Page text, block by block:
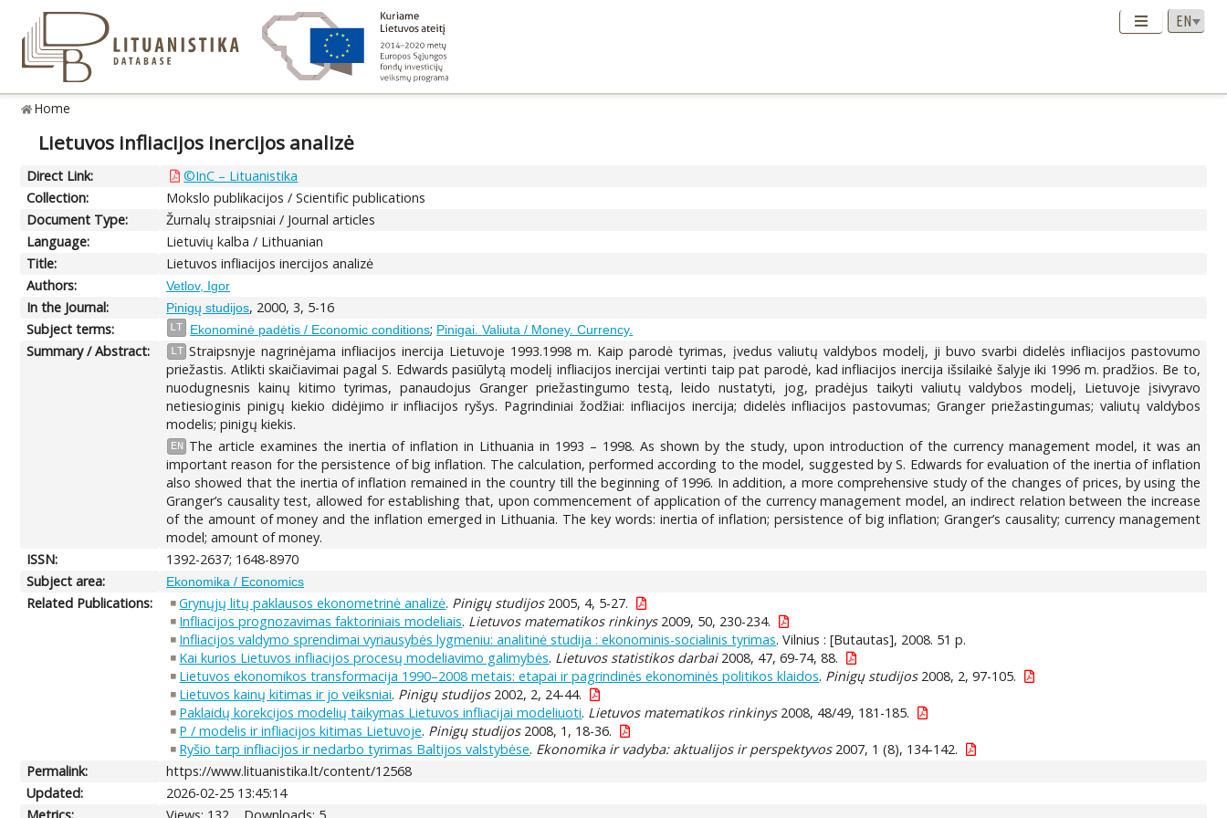
Home
Lietuvos infliacijos inercijos analizė
Direct Link:
©InC – Lituanistika
Collection:
Mokslo publikacijos / Scientific publications
Document Type:
Žurnalų straipsniai / Journal articles
Language:
Lietuvių kalba / Lithuanian
Title:
Lietuvos infliacijos inercijos analizė
Authors:
Vetlov, Igor
In the Journal: Pinigų studijos, 2000, 3, 5-16
Subject terms:
LT Ekonominė padėtis / Economic conditions; Pinigai. Valiuta / Money. Currency.
Summary / Abstract: LT Straipsnyje nagrinėjama infliacijos inercija Lietuvoje 1993.1998 m. Kaip parodė tyrimas, įvedus valiutų valdybos modelį, ji buvo svarbi didelės infliacijos pastovumo
priežastis. Atlikti skaičiavimai pagal S. Edwards pasiūlytą modelį infliacijos inercijai vertinti taip pat parodė, kad infliacijos inercija išsilaikė šalyje iki 1996 m. pradžios. Be to,
nuodugnesnis kainų kitimo tyrimas, panaudojus Granger priežastingumo testą, leido nustatyti, jog, pradėjus taikyti valiutų valdybos modelį, Lietuvoje įsivyravo
netiesioginis pinigų kiekio didėjimo ir infliacijos ryšys. Pagrindiniai žodžiai: infliacijos inercija; didelės infliacijos pastovumas; Granger priežastingumas; valiutų valdybos
modelis; pinigų kiekis.
EN
The article examines the inertia of inflation in Lithuania in 1993 – 1998. As shown by the study, upon introduction of the currency management model, it was an
important reason for the persistence of big inflation. The calculation, performed according to the model, suggested by S. Edwards for evaluation of the inertia of inflation
also showed that the inertia of inflation remained in the country till the beginning of 1996. In addition, a more comprehensive study of the changes of prices, by using the
Granger’s causality test, allowed for establishing that, upon commencement of application of the currency management model, an indirect relation between the increase
of the amount of money and the inflation emerged in Lithuania. The key words: inertia of inflation; persistence of big inflation; Granger’s causality; currency management
model; amount of money.
ISSN:
1392-2637; 1648-8970
Subject area:
Ekonomika / Economics
Related Publications: Grynųjų litų paklausos ekonometrinė analizė. Pinigų studijos2005, 4, 5-27.
Infliacijos prognozavimas faktoriniais modeliais. Lietuvos matematikos rinkinys2009, 50, 230-234.
Infliacijos valdymo sprendimai vyriausybės lygmeniu: analitinė studija : ekonominis-socialinis tyrimas. Vilnius : [Butautas], 2008. 51 p.
Kai kurios Lietuvos infliacijos procesų modeliavimo galimybės. Lietuvos statistikos darbai2008, 47, 69-74, 88.
Lietuvos ekonomikos transformacija 1990–2008 metais: etapai ir pagrindinės ekonominės politikos klaidos. Pinigų studijos2008, 2, 97-105.
Lietuvos kainų kitimas ir jo veiksniai. Pinigų studijos2002, 2, 24-44.
Paklaidų korekcijos modelių taikymas Lietuvos infliacijai modeliuoti. Lietuvos matematikos rinkinys2008, 48/49, 181-185.
P / modelis ir infliacijos kitimas Lietuvoje. Pinigų studijos2008, 1, 18-36.
Ryšio tarp infliacijos ir nedarbo tyrimas Baltijos valstybėse. Ekonomika ir vadyba: aktualijos ir perspektyvos2007, 1 (8), 134-142.
Permalink:
https://www.lituanistika.lt/content/12568
Updated:
2026-02-25 13:45:14
Metrics:
Views: 132 Downloads: 5